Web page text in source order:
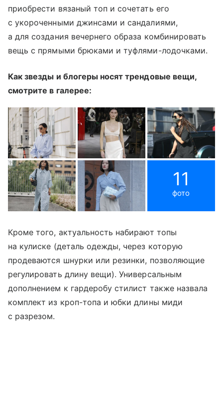
приобрести вязаный топ и сочетать его
с укороченными джинсами и сандалиями,
а для создания вечернего образа комбинировать
вещь с прямыми брюками и туфлями-лодочками.
Как звезды и блогеры носят трендовые вещи,
смотрите в галерее:
11
фото
Кроме того, актуальность набирают топы
на кулиске (деталь одежды, через которую
продеваются шнурки или резинки, позволяющие
регулировать длину вещи). Универсальным
дополнением к гардеробу стилист также назвала
комплект из кроп-топа и юбки длины миди
с разрезом.